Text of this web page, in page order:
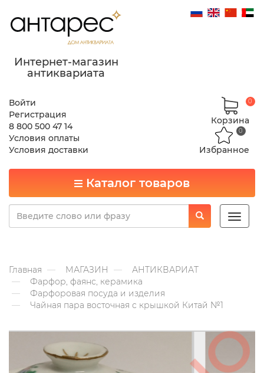
Интернет-магазин
антиквариата
Войти
Регистрация
8 800 500 47 14
Условия оплаты
Условия доставки
Корзина
0
Избранное
0
Каталог товаров
Toggle
Главная МАГАЗИН
АНТИКВАРИАТ
Фарфор, фаянс, керамика
Фарфоровая посуда и изделия
Чайная пара восточная с крышкой Китай №1